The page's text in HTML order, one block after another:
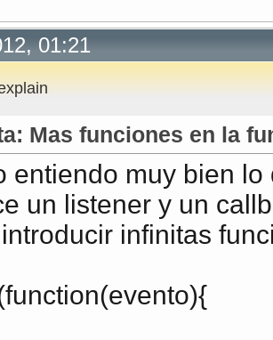
01:21
Mas funciones en la
entiendo muy bien
un listener y un
infinitas